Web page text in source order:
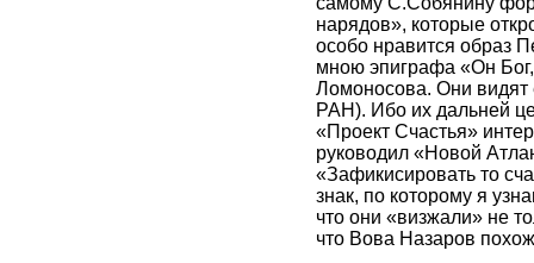
нарядов», которые
особо нравится образ
мною эпиграфа «Он
Ломоносова. Они
РАН). Ибо их дальней
«Проект Счастья»
руководил «Новой
«Зафикисировать то
знак, по которому я
что они «визжали» не
что Вова Назаров